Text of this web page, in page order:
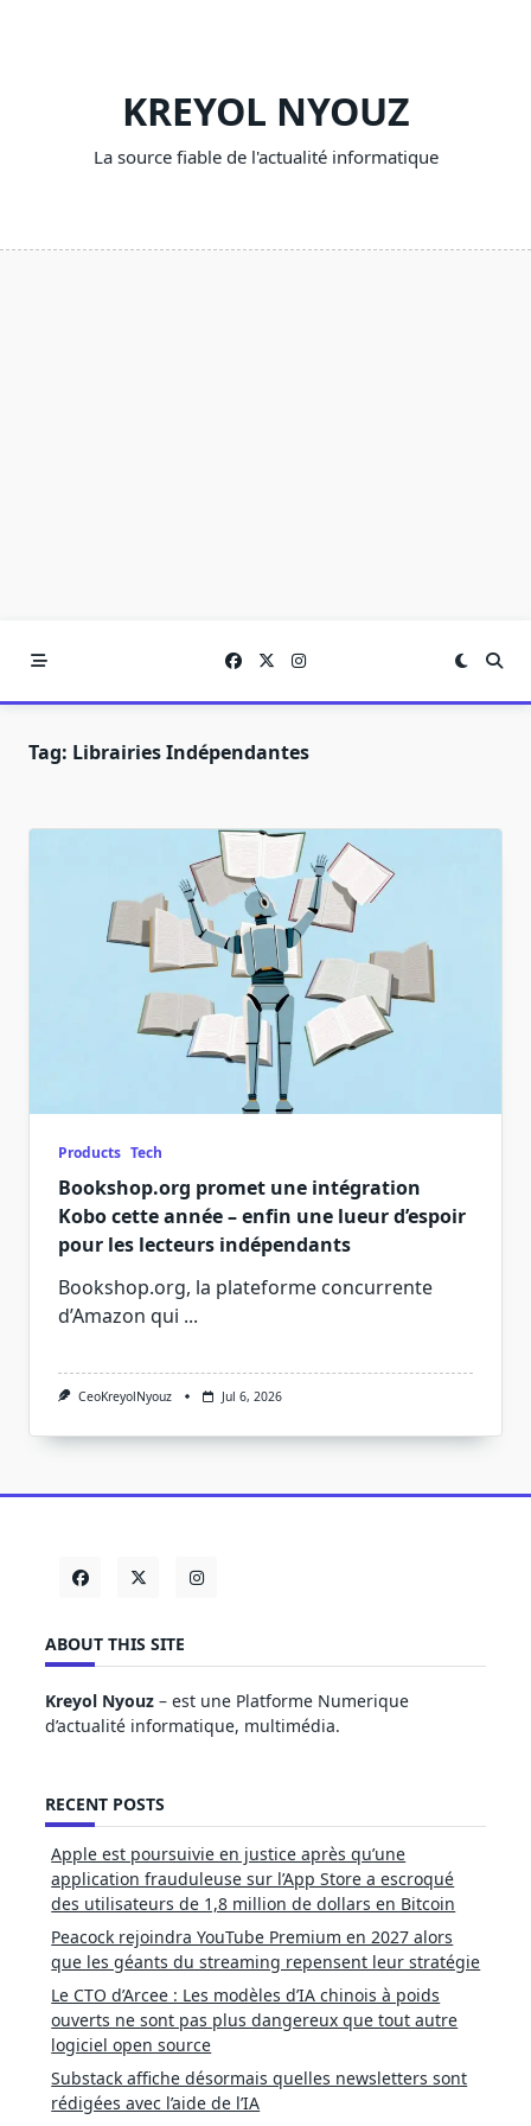
KREYOL NYOUZ
La source fiable de l'actualité informatique
Tag: Librairies Indépendantes
Products Tech
Bookshop.org promet une intégration
Kobo cette année – enfin une lueur d’espoir
pour les lecteurs indépendants
Bookshop.org, la plateforme concurrente
d’Amazon qui ...
CeoKreyolNyouz Jul 6, 2026
ABOUT THIS SITE
Kreyol Nyouz – est une Platforme Numerique
d’actualité informatique, multimédia.
RECENT POSTS
Apple est poursuivie en justice après qu’une
application frauduleuse sur l’App Store a escroqué
des utilisateurs de 1,8 million de dollars en Bitcoin
Peacock rejoindra YouTube Premium en 2027 alors
que les géants du streaming repensent leur stratégie
Le CTO d’Arcee : Les modèles d’IA chinois à poids
ouverts ne sont pas plus dangereux que tout autre
logiciel open source
Substack affiche désormais quelles newsletters sont
rédigées avec l’aide de l’IA